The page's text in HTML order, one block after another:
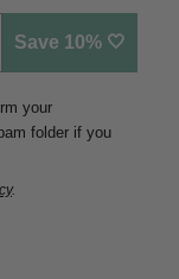
Save 10% 🤍
your
folder if you
.